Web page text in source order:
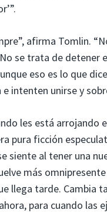
afirma Tomlin.
se trata de detener
eso es lo que
intenten unirse y
les está
pura ficción
siente al tener una
más
llega tarde. Cambia
para cuando